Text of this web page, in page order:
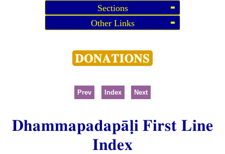
Sections
Other Links
Prev Index Next
Dhammapadapāḷi First Line
Index